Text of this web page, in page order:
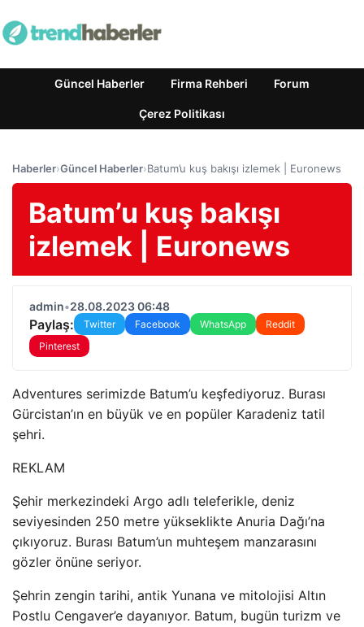
Güncel Haberler Firma Rehberi Forum
Çerez Politikası
Haberler›Güncel Haberler›Batum’u kuş bakışı izlemek | Euronews
Batum’u kuş bakışı
izlemek | Euronews
admin•28.08.2023 06:48
Paylaş: Twitter Facebook WhatsApp
Reddit
Pinterest
Adventures serimizde Batum’u keşfediyoruz. Burası
Gürcistan’ın en büyük ve en popüler Karadeniz tatil
şehri.
REKLAM
Şehir merkezindeki Argo adlı teleferikle, deniz
seviyesinden 250 metre yükseklikte Anuria Dağı’na
çıkıyoruz. Burası Batum’un muhteşem manzarasını
gözler önüne seriyor.
Şehrin zengin tarihi, antik Yunana ve mitolojisi Altın
Postlu Cengaver’e dayanıyor. Batum, bugün turizm ve